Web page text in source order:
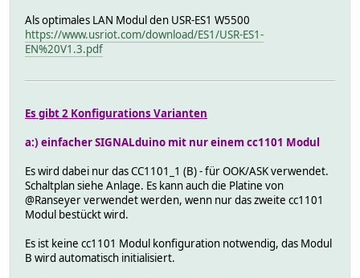
Als optimales LAN Modul den USR-ES1 W5500
https://www.usriot.com/download/ES1/USR-ES1-
EN%20V1.3.pdf
Es gibt 2 Konfigurations Varianten
a:) einfacher SIGNALduino mit nur einem cc1101 Modul
Es wird dabei nur das CC1101_1 (B) - für OOK/ASK verwendet.
Schaltplan siehe Anlage. Es kann auch die Platine von
@Ranseyer verwendet werden, wenn nur das zweite cc1101
Modul bestückt wird.
Es ist keine cc1101 Modul konfiguration notwendig, das Modul
B wird automatisch initialisiert.